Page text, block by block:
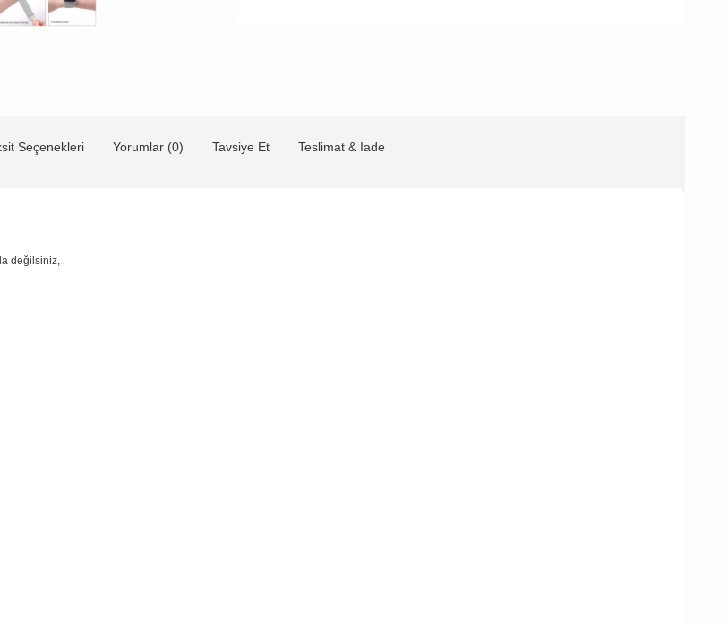
Seçenekleri Yorumlar (0) Tavsiye Et Teslimat & İade
değilsiniz,